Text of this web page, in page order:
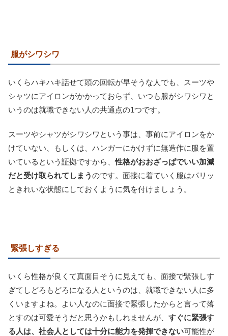
服がシワシワ
いくらハキハキ話せて頭の回転が早そうな人でも、スーツや
シャツにアイロンがかかっておらず、いつも服がシワシワと
いうのは就職できない人の共通点の1つです。
スーツやシャツがシワシワという事は、事前にアイロンをか
けていない、もしくは、ハンガーにかけずに無造作に服を置
いているという証拠ですから、性格がおおざっぱでいい加減
だと受け取られてしまうのです。面接に着ていく服はパリッ
ときれいな状態にしておくように気を付けましょう。
緊張しすぎる
いくら性格が良くて真面目そうに見えても、面接で緊張しす
ぎてしどろもどろになる人というのは、就職できない人に多
くいますよね。よい人なのに面接で緊張したからと言って落
とすのは可愛そうだと思うかもしれませんが、 すぐに緊張す
る人は、社会人としては十分に能力を発揮できない可能性が